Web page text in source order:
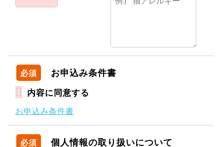
必須 お申込み条件書
内容に同意する
お申込み条件書
必須 個人情報の取り扱いについて